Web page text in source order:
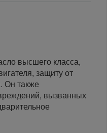
высшего класса,
защиту от
Он также
вызванных